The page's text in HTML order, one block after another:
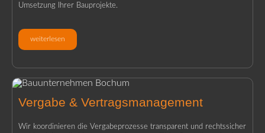
Umsetzung Ihrer Bauprojekte.
weiterlesen
Vergabe & Vertragsmanagement
Wir koordinieren die Vergabeprozesse transparent und rechtssicher